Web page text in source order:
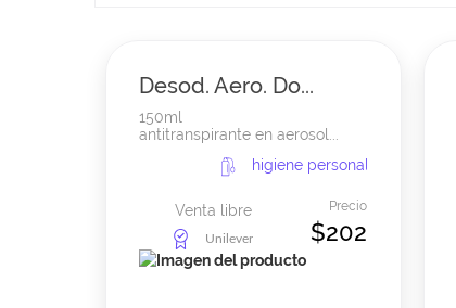
Desod. Aero. Do...
150ml
antitranspirante en aerosol...
higiene personal
Venta libre Precio
$202
Unilever